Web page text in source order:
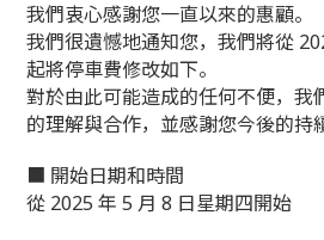
我們衷心感謝您一直以來的惠顧。
我們很遺憾地通知您，我們將從
起將停車費修改如下。
對於由此可能造成的任何不便，我
的理解與合作，並感謝您今後的持
■ 開始日期和時間
從 2025 年 5 月 8 日星期四開始